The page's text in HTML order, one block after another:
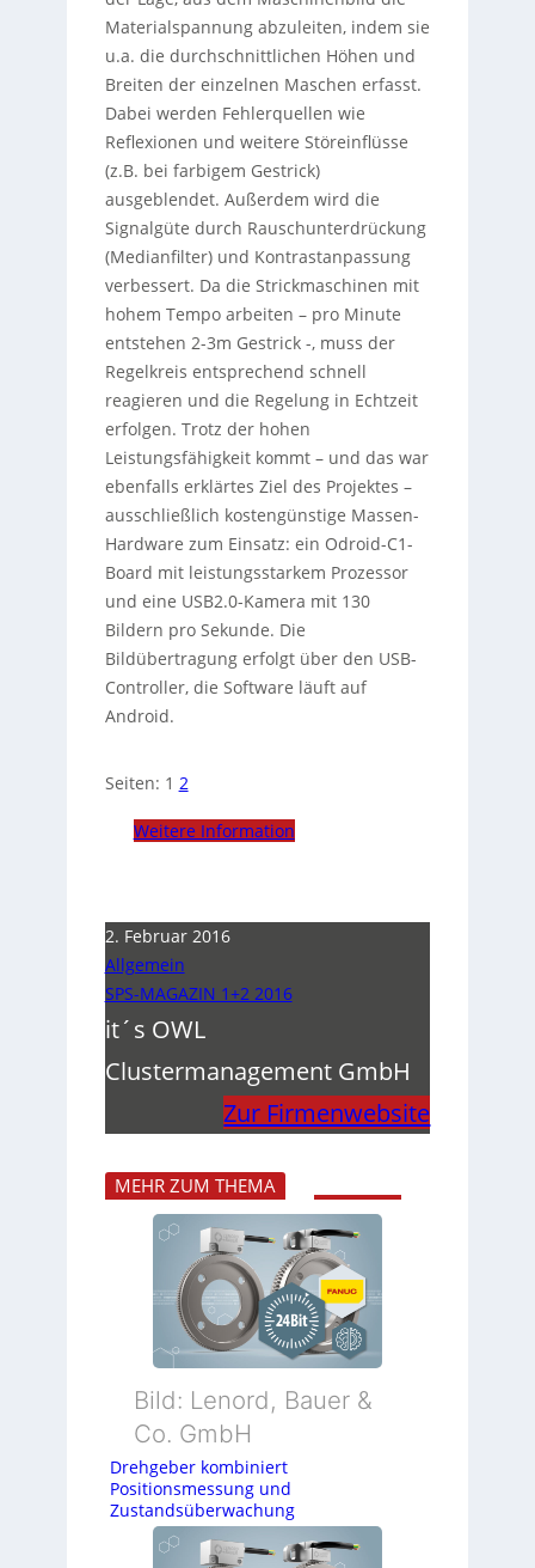
Materialspannung abzuleiten, indem sie
u.a. die durchschnittlichen Höhen und
Breiten der einzelnen Maschen erfasst.
Dabei werden Fehlerquellen wie
Reflexionen und weitere Störeinflüsse
(z.B. bei farbigem Gestrick)
ausgeblendet. Außerdem wird die
Signalgüte durch Rauschunterdrückung
(Medianfilter) und Kontrastanpassung
verbessert. Da die Strickmaschinen mit
hohem Tempo arbeiten – pro Minute
entstehen 2-3m Gestrick -, muss der
Regelkreis entsprechend schnell
reagieren und die Regelung in Echtzeit
erfolgen. Trotz der hohen
Leistungsfähigkeit kommt – und das war
ebenfalls erklärtes Ziel des Projektes –
ausschließlich kostengünstige Massen-
Hardware zum Einsatz: ein Odroid-C1-
Board mit leistungsstarkem Prozessor
und eine USB2.0-Kamera mit 130
Bildern pro Sekunde. Die
Bildübertragung erfolgt über den USB-
Controller, die Software läuft auf
Android.
Seiten: 1 2
Weitere Information
2. Februar 2016
Allgemein
SPS-MAGAZIN 1+2 2016
it´s OWL
Clustermanagement GmbH
Zur Firmenwebsite
MEHR ZUM THEMA
Bild: Lenord, Bauer &
Co. GmbH
Drehgeber kombiniert
Positionsmessung und
Zustandsüberwachung